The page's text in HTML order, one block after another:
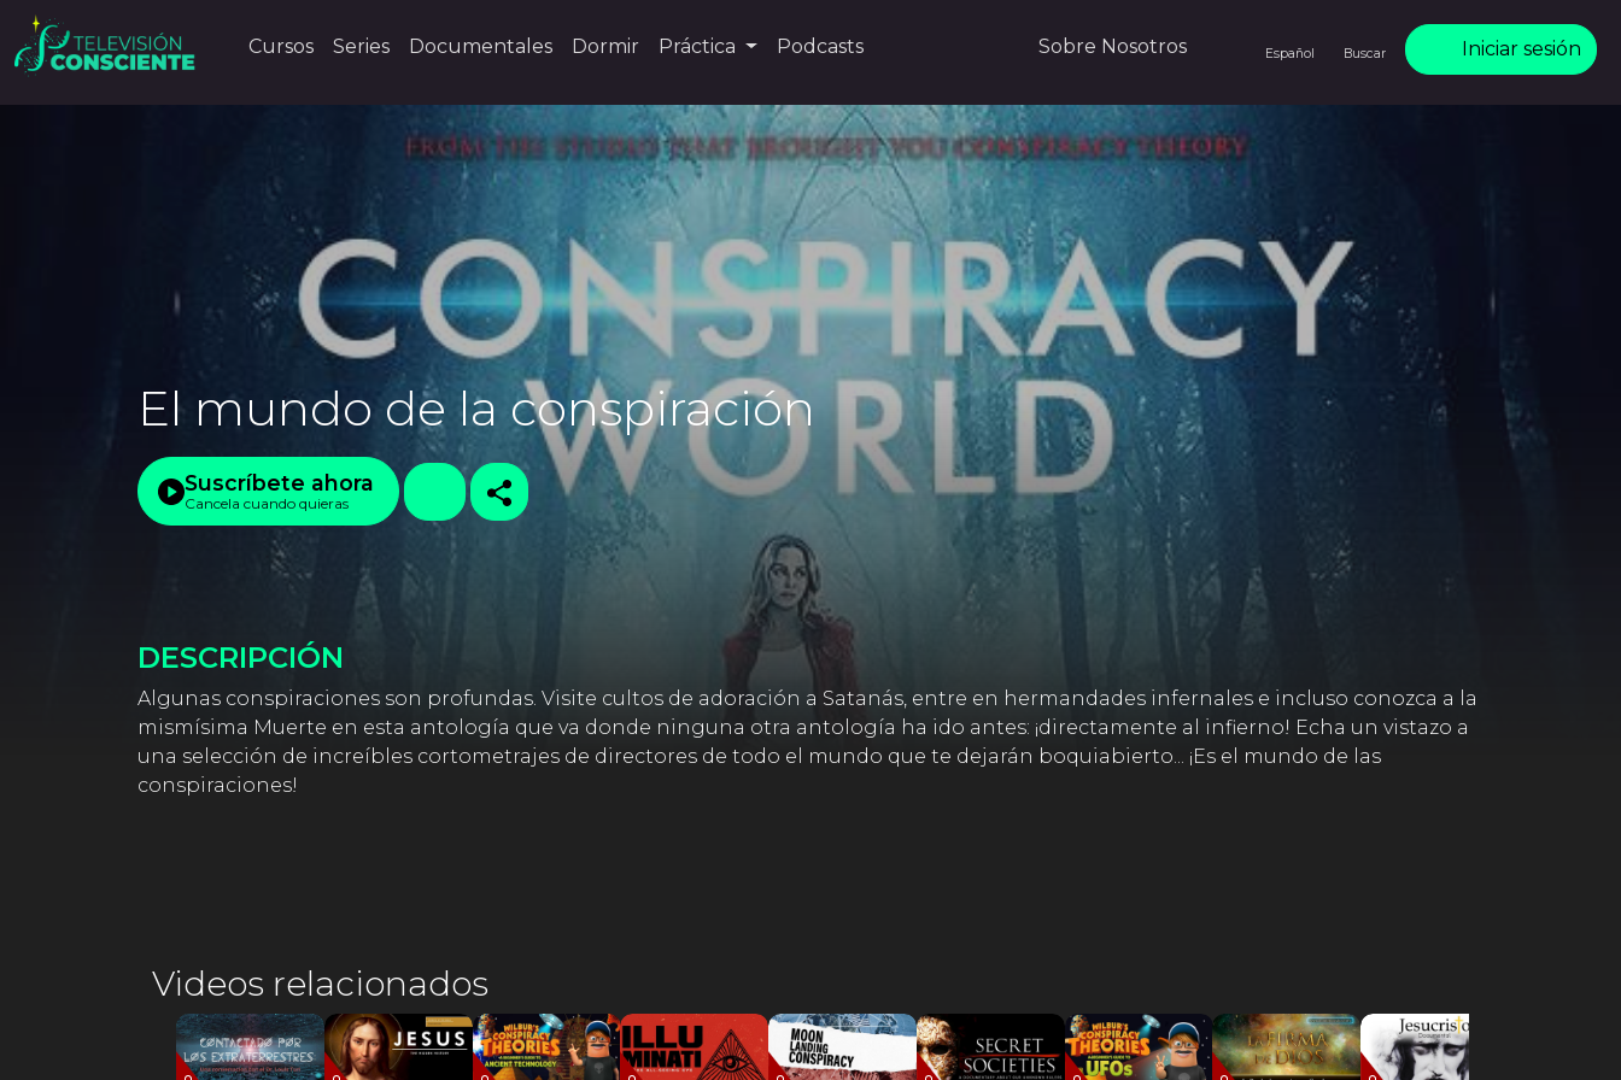
Cursos Series Documentales Dormir Práctica Podcasts Sobre Nosotros Español Buscar Iniciar sesión
El mundo de la conspiración
Suscríbete ahora
Cancela cuando quieras
DESCRIPCIÓN
Algunas conspiraciones son profundas. Visite cultos de adoración a Satanás, entre en hermandades infernales e incluso conozca a la
mismísima Muerte en esta antología que va donde ninguna otra antología ha ido antes: ¡directamente al infierno! Echa un vistazo a
una selección de increíbles cortometrajes de directores de todo el mundo que te dejarán boquiabierto... ¡Es el mundo de las
conspiraciones!
Videos relacionados